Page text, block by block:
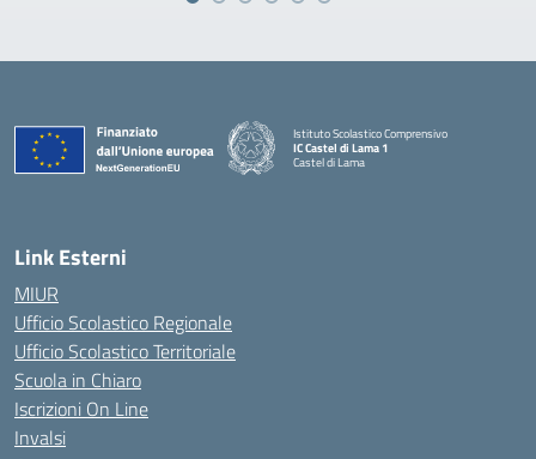
Istituto Scolastico Comprensivo
IC Castel di Lama 1
Castel di Lama
Link Esterni
MIUR
Ufficio Scolastico Regionale
Ufficio Scolastico Territoriale
Scuola in Chiaro
Iscrizioni On Line
Invalsi